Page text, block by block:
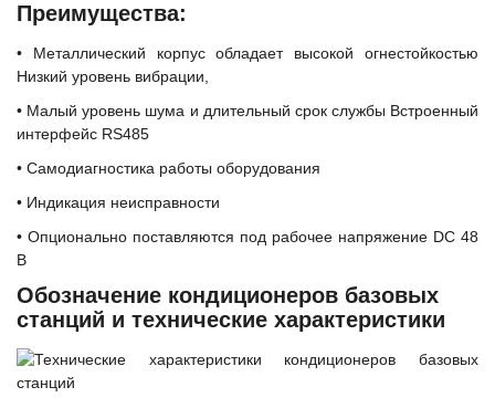
Преимущества:
• Металлический корпус обладает высокой огнестойкостью
Низкий уровень вибрации,
• Малый уровень шума и длительный срок службы Встроенный
интерфейс RS485
• Cамодиагностика работы оборудования
• Индикация неисправности
• Опционально поставляются под рабочее напряжение DC 48
В
Обозначение кондиционеров базовых
станций и технические характеристики